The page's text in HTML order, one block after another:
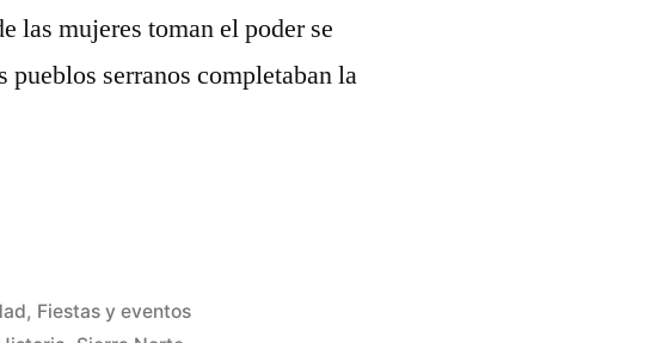
las mujeres toman el poder se
pueblos serranos completaban la
, Fiestas y eventos